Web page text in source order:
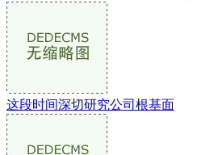
这段时间深切研究公司根基面